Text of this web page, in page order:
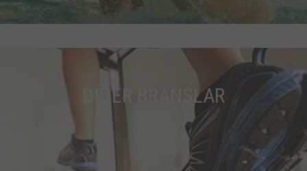
DİĞER BRANŞLAR